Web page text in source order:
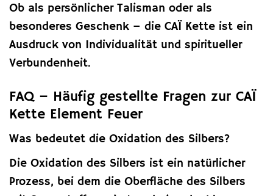
Ob als persönlicher Talisman oder als
besonderes Geschenk – die CAÏ Kette ist ein
Ausdruck von Individualität und spiritueller
Verbundenheit.
FAQ – Häufig gestellte Fragen zur CAÏ
Kette Element Feuer
Was bedeutet die Oxidation des Silbers?
Die Oxidation des Silbers ist ein natürlicher
Prozess, bei dem die Oberfläche des Silbers